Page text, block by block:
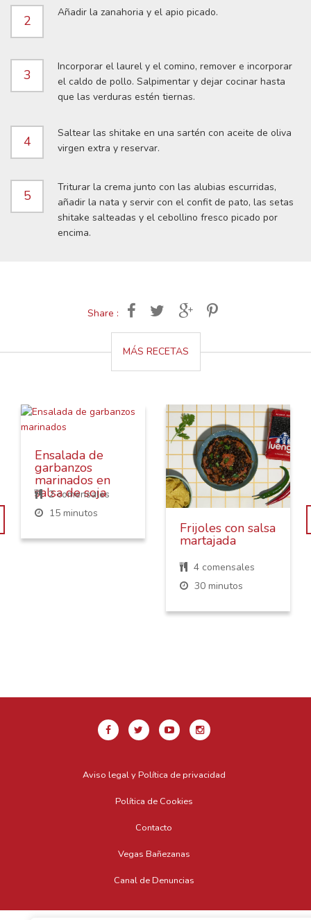
2
Añadir la zanahoria y el apio picado.
3
Incorporar el laurel y el comino, remover e incorporar
el caldo de pollo. Salpimentar y dejar cocinar hasta
que las verduras estén tiernas.
4
Saltear las shitake en una sartén con aceite de oliva
virgen extra y reservar.
5
Triturar la crema junto con las alubias escurridas,
añadir la nata y servir con el confit de pato, las setas
shitake salteadas y el cebollino fresco picado por
encima.
Share :
MÁS RECETAS
Ensalada de
garbanzos
marinados en
salsa de soja
2 comensales
15 minutos
Frijoles con salsa
martajada
4 comensales
30 minutos
Aviso legal y Política de privacidad
Política de Cookies
Contacto
Vegas Bañezanas
Canal de Denuncias